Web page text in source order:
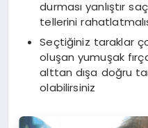
durması yanlıştır
tellerini
Seçtiğiniz taraklar
oluşan yumuşak
alttan dışa doğru
olabilirsiniz